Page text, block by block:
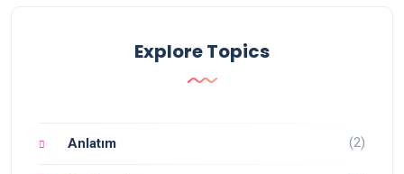
Explore Topics
Anlatım (2)